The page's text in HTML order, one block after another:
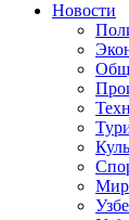
Новости
Мир